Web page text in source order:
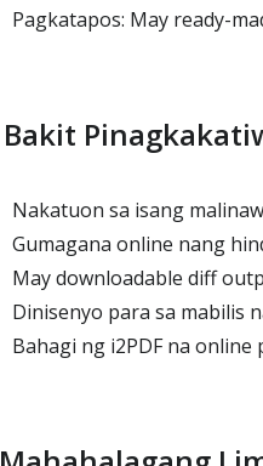
Pagkatapos: May ready-
Bakit
Nakatuon sa isang
Gumagana online nang
May downloadable diff
Dinisenyo para sa mabilis
Bahagi ng i2PDF na